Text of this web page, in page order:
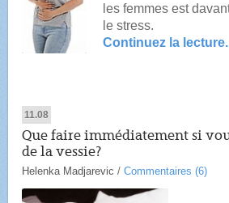
les femmes est
le stress.
Continuez la
11.08
Que faire immédiatement si
de la vessie?
Helenka Madjarevic /Commentaires (6)